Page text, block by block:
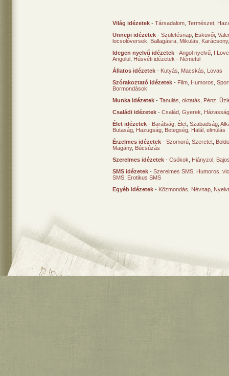
Világ idézetek - Társadalom Természet
Ünnepi idézetek - Születésnap Esküvői
locsolóversek
Ballagásra Mikulás Karácsony
Idegen nyelvű idézetek -Angol nyelvű I
Angolul Húsvéti idézetek - Németül
Állatos idézetek - Kutyás Macskás
Lovas
Szórakoztató idézetek - Film Humoros
Bormondások
Munka idézetek - Tanulás, oktatás Pénz
Családi idézetek - Család Gyerek
Élet idézetek - Barátság Élet Szabadság
Butaság Hazugság Betegség Halál, elmúlás
Érzelmes idézetek - Szomorú Szeretet
Magány, Búcsúzás
Szerelmes idézetek - Csókok Hiányzol
SMS idézetek - Szerelmes SMS Humoros,
SMS Erotikus SMS
Egyéb idézetek - Közmondás Névnap